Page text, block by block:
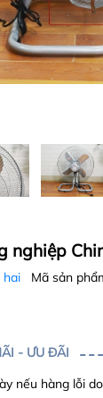
nghiệp
hai Mã sản
- ƯU ĐÃI
nếu hàng lỗi